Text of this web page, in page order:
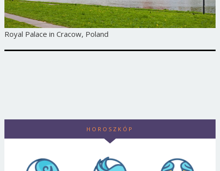
Royal Palace in Cracow, Poland
HOROSZKÓP